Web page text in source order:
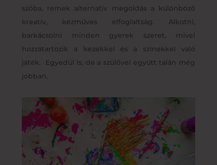
szóba, remek alternatív megoldás a különböző
kreatív, kézműves elfoglaltság. Alkotni,
barkácsolni minden gyerek szeret, mivel
hozzátartozik a kezekkel és a színekkel való
játék. Egyedül is, de a szülővel együtt talán még
jobban.